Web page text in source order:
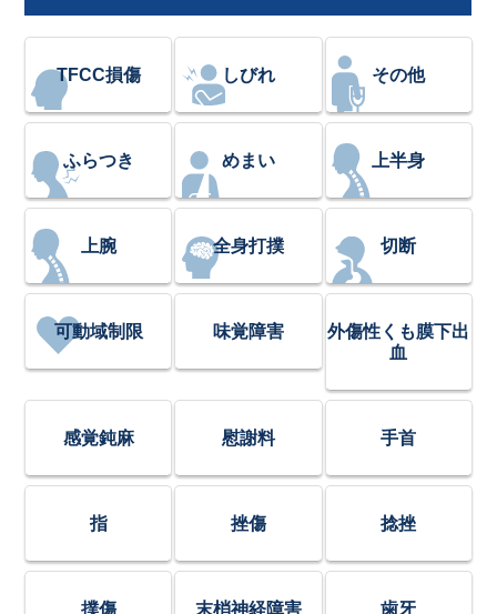
TFCC損傷 しびれ その他
ふらつき めまい 上半身
上腕 全身打撲 切断
可動域制限 味覚障害
外傷性くも膜下出
血
感覚鈍麻 慰謝料 手首
指 挫傷 捻挫
撲傷 末梢神経障害 歯牙